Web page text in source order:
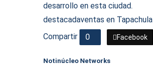
desarrollo en esta ciudad.
destacadaventas en Tapachula
Compartir
0 Facebook
Notinúcleo Networks